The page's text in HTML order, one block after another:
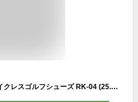
広田ゴルフ ロジャーキング スパイクレスゴルフシューズ RK-04 (25.5cm)